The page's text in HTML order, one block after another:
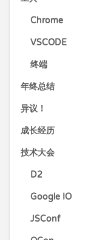
Chrome
VSCODE
终端
年终总结
异议！
成长经历
技术大会
D2
Google IO
JSConf